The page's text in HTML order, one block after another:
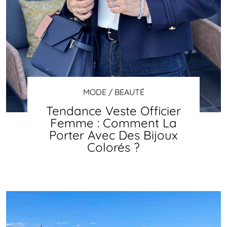
MODE / BEAUTÉ
Tendance Veste Officier
Femme : Comment La
Porter Avec Des Bijoux
Colorés ?